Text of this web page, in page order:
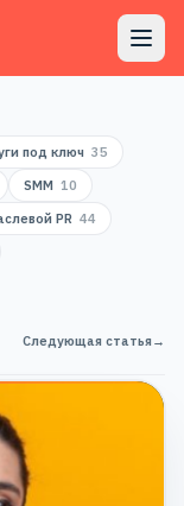
под ключ 35
SMM 10
PR 44
Следующая статья→